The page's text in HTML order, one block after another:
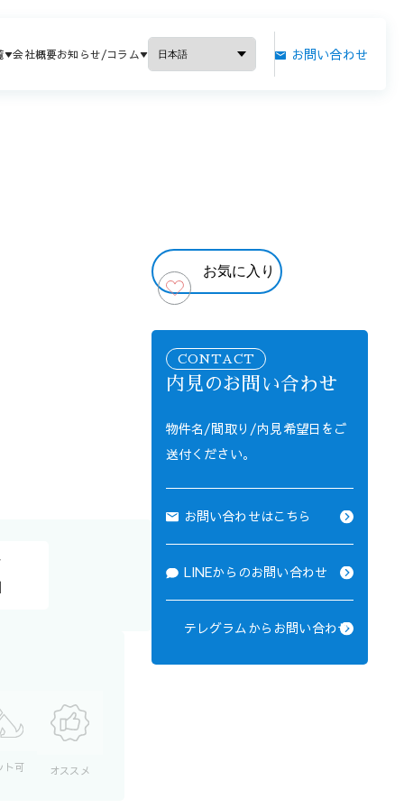
会社概要お知らせ/コラム お問い合わせ
お気に入り
ト可 オススメ
CONTACT
内見のお問い合わせ
物件名/間取り/内見希望日をご
送付ください。
お問い合わせはこちら
LINEからのお問い合わせ
テレグラムからお問い合わせ